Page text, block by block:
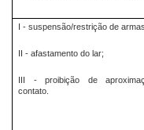
I - suspensão/restrição de
II - afastamento do lar;
III - proibição de
contato.